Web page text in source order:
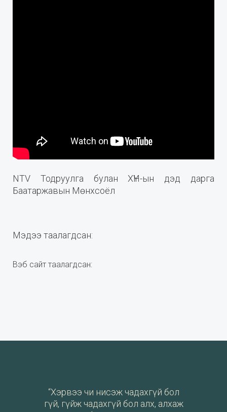
NTV Тодруулга булан ХҮН-ын дэд дарга
Баатаржавын Мөнхсоёл
Мэдээ таалагдсан:
Вэб сайт таалагдсан:
“Хэрвээ чи нисэж чадахгүй бол
гүй, гүйж чадахгүй бол алх, алхаж